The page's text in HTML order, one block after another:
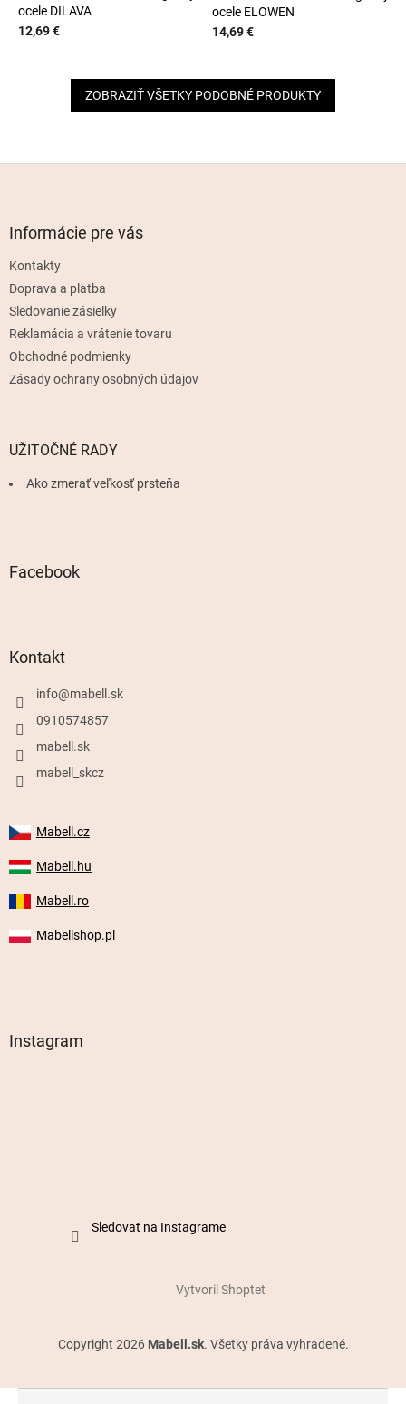
ocele DILAVA
12,69 €
ocele ELOWEN
14,69 €
ZOBRAZIŤ VŠETKY PODOBNÉ PRODUKTY
Informácie pre vás
Kontakty
Doprava a platba
Sledovanie zásielky
Reklamácia a vrátenie tovaru
Obchodné podmienky
Zásady ochrany osobných údajov
UŽITOČNÉ RADY
Ako zmerať veľkosť prsteňa
Facebook
Kontakt
info@mabell.sk
0910574857
mabell.sk
mabell_skcz
Mabell.cz
Mabell.hu
Mabell.ro
Mabellshop.pl
Instagram
Sledovať na Instagrame
Vytvoril Shoptet
Copyright 2026 Mabell.sk. Všetky práva vyhradené.